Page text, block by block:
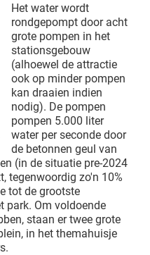
Het water wordt
rondgepompt door acht
grote pompen in het
stationsgebouw
(alhoewel de attractie
ook op minder pompen
kan draaien indien
nodig). De pompen
pompen 5.000 liter
water per seconde door
de betonnen geul van
(in de situatie pre-2024
tegenwoordig zo'n 10%
tot de grootste
park. Om voldoende
staan er twee grote
in het themahuisje